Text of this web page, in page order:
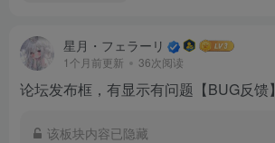
星月・フェラーリ
1个月前更新 36次阅读
论坛发布框，有显示有问题【BUG反馈】
该板块内容已隐藏